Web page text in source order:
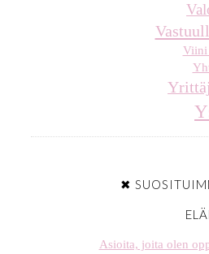
Viini
✖
Asioita, joita olen